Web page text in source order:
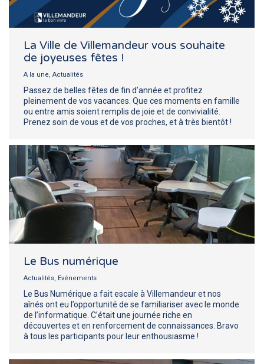
La Ville de Villemandeur vous souhaite
de joyeuses fêtes !
A la une, Actualités
Passez de belles fêtes de fin d’année et profitez
pleinement de vos vacances. Que ces moments en famille
ou entre amis soient remplis de joie et de convivialité.
Prenez soin de vous et de vos proches, et à très bientôt !
Le Bus numérique
Actualités, Evénements
Le Bus Numérique a fait escale à Villemandeur et nos
aînés ont eu l’opportunité de se familiariser avec le monde
de l’informatique. C’était une journée riche en
découvertes et en renforcement de connaissances. Bravo
à tous les participants pour leur enthousiasme !